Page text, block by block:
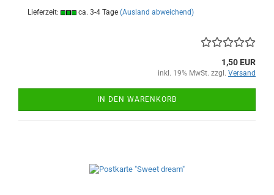
Lieferzeit: ca. 3-4 Tage (Ausland abweichend)
1,50 EUR
inkl. 19% MwSt. zzgl. Versand
IN DEN WARENKORB